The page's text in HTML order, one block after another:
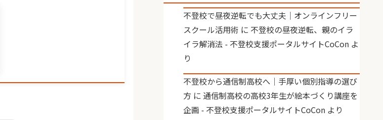
不登校で昼夜逆転でも大丈夫｜オンラインフリー
スクール活用術 に 不登校の昼夜逆転、親のイラ
イラ解消法 - 不登校支援ポータルサイトCoCon よ
り
不登校から通信制高校へ｜手厚い個別指導の選び
方 に通信制高校の高校3年生が絵本づくり講座を
企画 - 不登校支援ポータルサイトCoCon より